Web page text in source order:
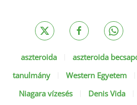
aszteroida aszteroida
tanulmány
Western Egyetem
Niagara vízesés
Denis Vida